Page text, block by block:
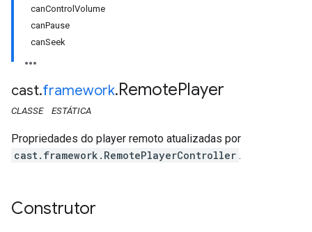
canControlVolume
canPause
canSeek
cast.framework.RemotePlayer
CLASSE ESTÁTICA
Propriedades do player remoto atualizadas por
cast.framework.RemotePlayerController .
Construtor